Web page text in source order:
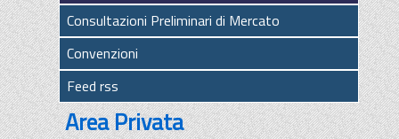
Consultazioni Preliminari di Mercato
Convenzioni
Feed rss
Area Privata